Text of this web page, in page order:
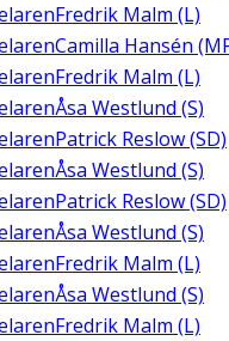
Fredrik Malm (L)
Camilla Hansén
Fredrik Malm (L)
Åsa Westlund (S)
Patrick Reslow (SD)
Åsa Westlund (S)
Patrick Reslow (SD)
Åsa Westlund (S)
Fredrik Malm (L)
Åsa Westlund (S)
Fredrik Malm (L)